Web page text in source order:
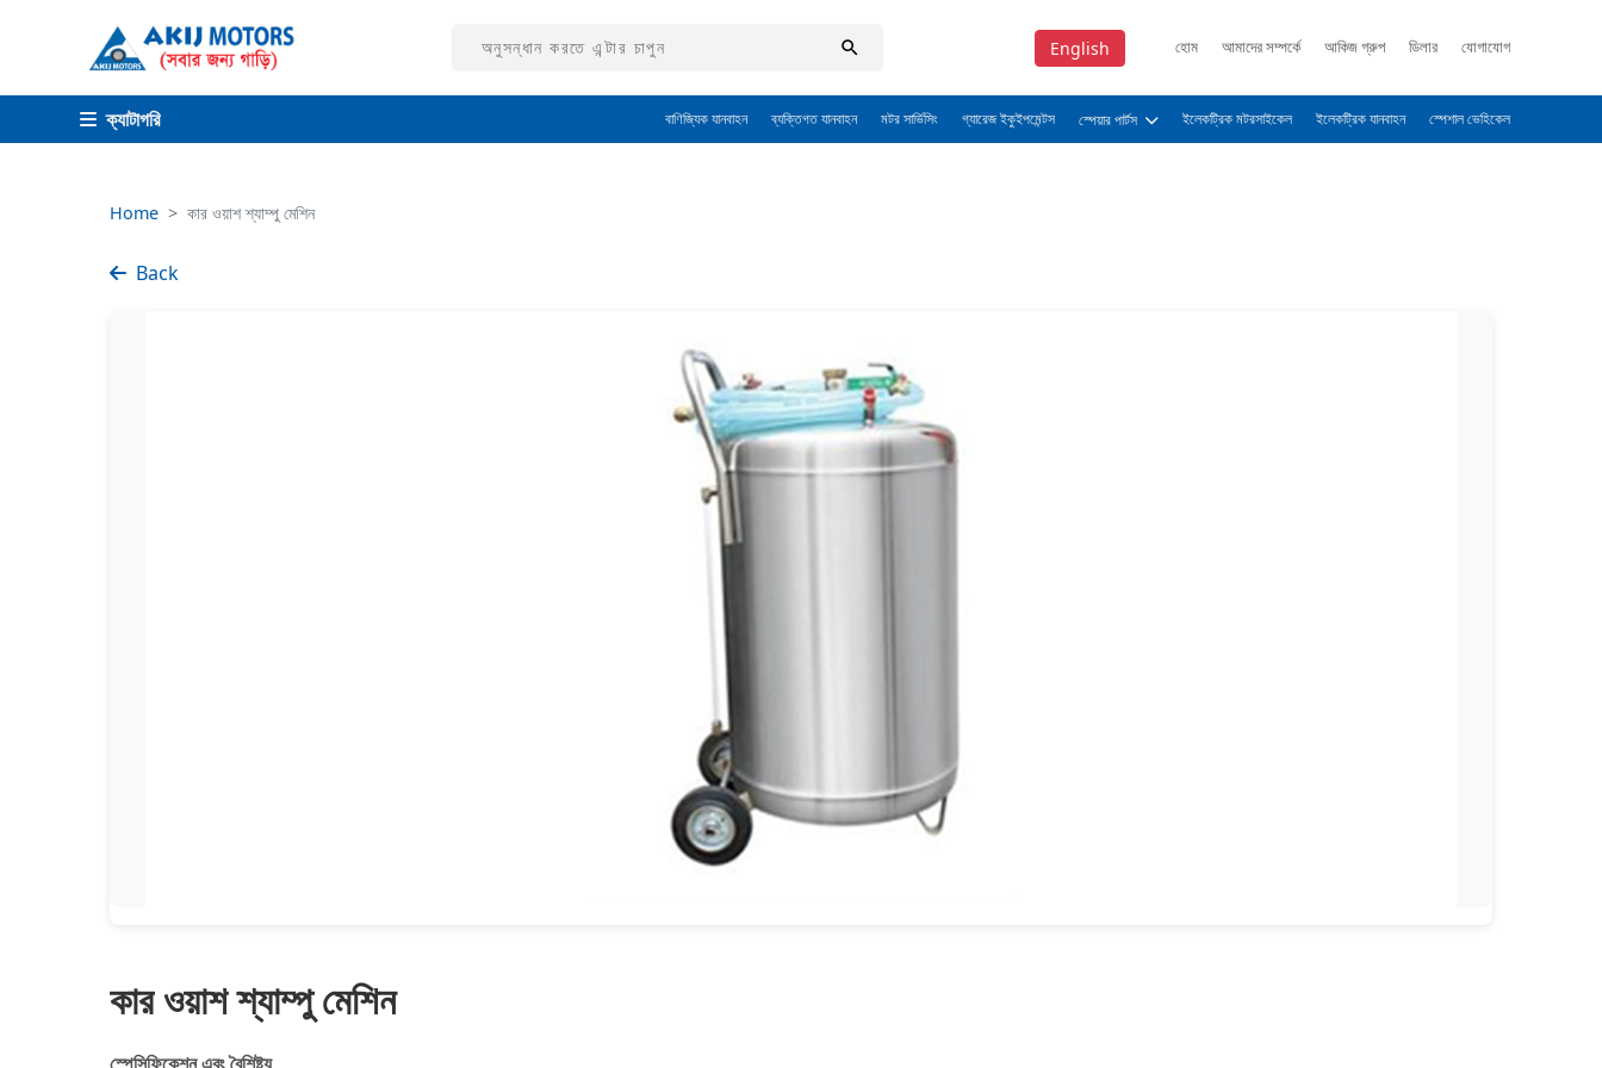
English হোম আমাদের সম্পর্কে আকিজ গ্রুপ ডিলার যোগাযোগ
ক্যাটাগরি বাণিজ্যিক যানবাহন ব্যক্তিগত যানবাহন মটর সার্ভিসিং গ্যারেজ ইকুইপমেন্টস স্পেয়ার পার্টস ইলেকট্রিক মটরসাইকেল ইলেকট্রিক যানবাহন স্পেশাল ভেহিকেল
Home কার ওয়াশ শ্যাম্পু মেশিন
Back
কার ওয়াশ শ্যাম্পু মেশিন